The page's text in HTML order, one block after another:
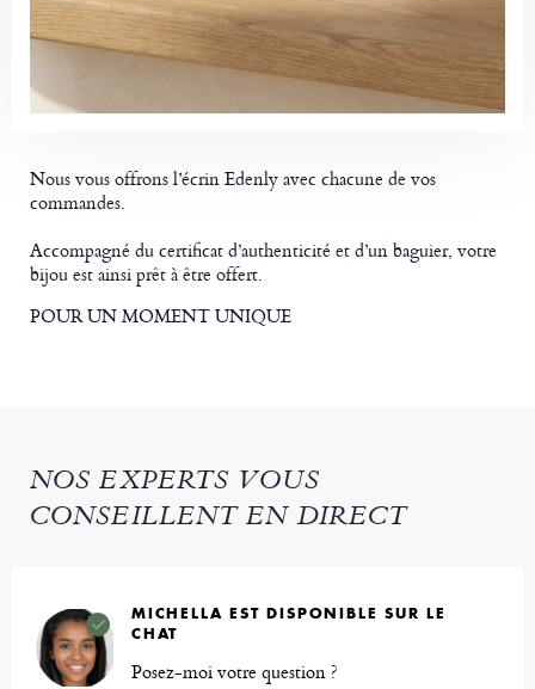
Nous vous offrons l’écrin Edenly avec chacune de vos
commandes.
Accompagné du certificat d’authenticité et d’un baguier, votre
bijou est ainsi prêt à être offert.
POUR UN MOMENT UNIQUE
NOS EXPERTS VOUS
CONSEILLENT EN DIRECT
MICHELLA EST DISPONIBLE SUR LE
CHAT
Posez-moi votre question ?